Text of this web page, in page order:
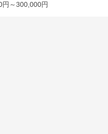
～300,000円